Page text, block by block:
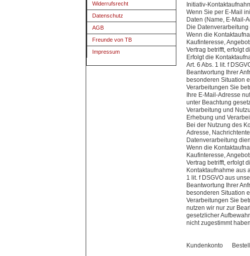
Widerrufsrecht
Datenschutz
AGB
Freunde von TB
Impressum
Initiativ-
Wenn Sie per E-Mail
Daten (Name, E-Mail-
Die
Wenn die
Kaufinteresse,
Vertrag betrifft, erfolgt
Erfolgt die
Art. 6 Abs. 1 lit. f
Beantwortung Ihrer
besonderen Situation
Verarbeitungen Sie
Ihre E-Mail-Adresse
unter Beachtung
Verarbeitung und
Erhebung und
Bei der Nutzung des
Adresse,
Datenverarbeitung
Wenn die
Kaufinteresse,
Vertrag betrifft, erfolgt
Kontaktaufnahme aus
1 lit. f DSGVO aus
Beantwortung Ihrer
besonderen Situation
Verarbeitungen Sie
nutzen wir nur zur
gesetzlicher
nicht zugestimmt haben.
Kundenkonto